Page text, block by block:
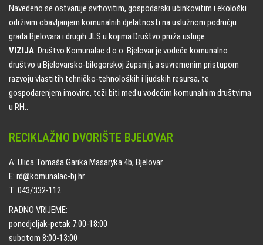
Navedeno se ostvaruje svrhovitim, gospodarski učinkovitim i ekološki
održivim obavljanjem komunalnih djelatnosti na uslužnom području
grada Bjelovara i drugih JLS u kojima Društvo pruža usluge.
VIZIJA: Društvo Komunalac d.o.o. Bjelovar je vodeće komunalno
društvo u Bjelovarsko-bilogorskoj županiji, a suvremenim pristupom
razvoju vlastitih tehničko-tehnoloških i ljudskih resursa, te
gospodarenjem imovine, teži biti među vodećim komunalnim društvima
u RH..
RECIKLAŽNO DVORIŠTE BJELOVAR
A: Ulica Tomaša Garika Masaryka 4b, Bjelovar
E: rd@komunalac-bj.hr
T: 043/332-112
RADNO VRIJEME:
ponedjeljak-petak 7:00-18:00
subotom 8:00-13:00